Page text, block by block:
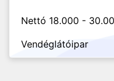
Nettó 18.000 -
Vendéglátóipar